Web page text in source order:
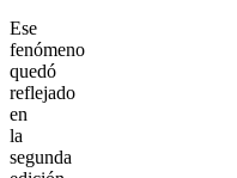
Ese
fenómeno
quedó
reflejado
en
la
segunda